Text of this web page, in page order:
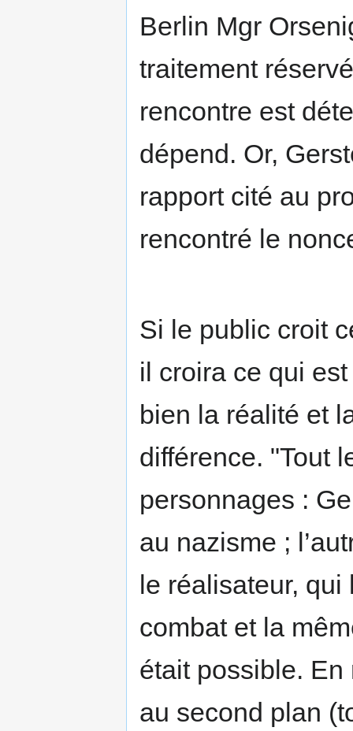
Berlin Mgr
traitement
rencontre est
dépend. Or,
rapport cité au
rencontré le
Si le public croit
il croira ce qui
bien la réalité et
différence. "Tout
personnages :
au nazisme ;
le réalisateur,
combat et la
était possible.
au second plan